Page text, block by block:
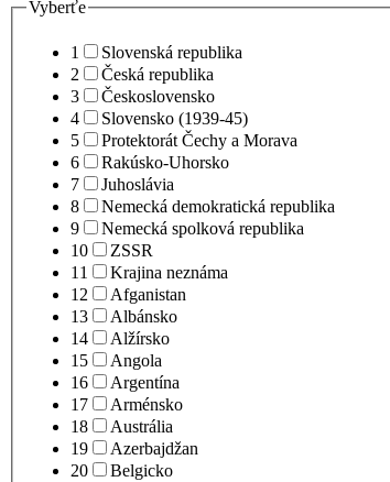
Vyberťe
1
Slovenská republika
2
Česká republika
3
Československo
4
Slovensko (1939-45)
5
Protektorát Čechy a Morava
6
Rakúsko-Uhorsko
7
Juhoslávia
8
Nemecká demokratická republika
9
Nemecká spolková republika
10
ZSSR
11
Krajina neznáma
12
Afganistan
13
Albánsko
14
Alžírsko
15
Angola
16
Argentína
17
Arménsko
18
Austrália
19
Azerbajdžan
20
Belgicko